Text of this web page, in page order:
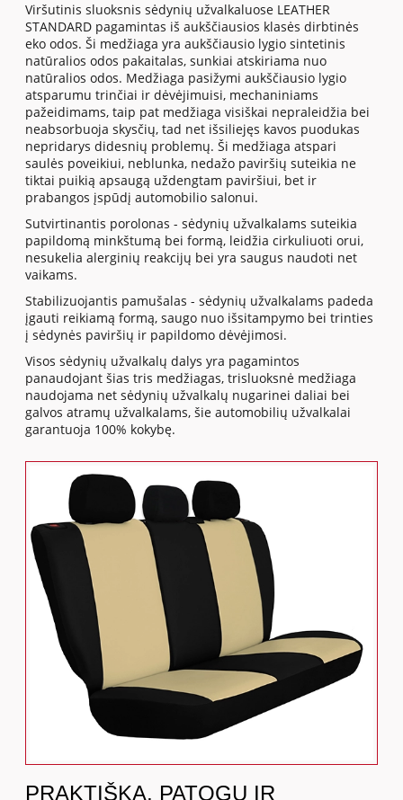
Viršutinis sluoksnis sėdynių užvalkaluose LEATHER
STANDARD pagamintas iš aukščiausios klasės dirbtinės
eko odos. Ši medžiaga yra aukščiausio lygio sintetinis
natūralios odos pakaitalas, sunkiai atskiriama nuo
natūralios odos. Medžiaga pasižymi aukščiausio lygio
atsparumu trinčiai ir dėvėjimuisi, mechaniniams
pažeidimams, taip pat medžiaga visiškai nepraleidžia bei
neabsorbuoja skysčių, tad net išsiliejęs kavos puodukas
nepridarys didesnių problemų. Ši medžiaga atspari
saulės poveikiui, neblunka, nedažo paviršių suteikia ne
tiktai puikią apsaugą uždengtam paviršiui, bet ir
prabangos įspūdį automobilio salonui.
Sutvirtinantis porolonas - sėdynių užvalkalams suteikia
papildomą minkštumą bei formą, leidžia cirkuliuoti orui,
nesukelia alerginių reakcijų bei yra saugus naudoti net
vaikams.
Stabilizuojantis pamušalas - sėdynių užvalkalams padeda
įgauti reikiamą formą, saugo nuo išsitampymo bei trinties
į sėdynės paviršių ir papildomo dėvėjimosi.
Visos sėdynių užvalkalų dalys yra pagamintos
panaudojant šias tris medžiagas, trisluoksnė medžiaga
naudojama net sėdynių užvalkalų nugarinei daliai bei
galvos atramų užvalkalams, šie automobilių užvalkalai
garantuoja 100% kokybę.
PRAKTIŠKA, PATOGU IR